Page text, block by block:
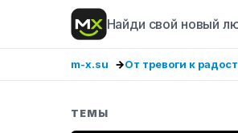
Найди свой новый
m-x.su От тревоги к
ТЕМЫ